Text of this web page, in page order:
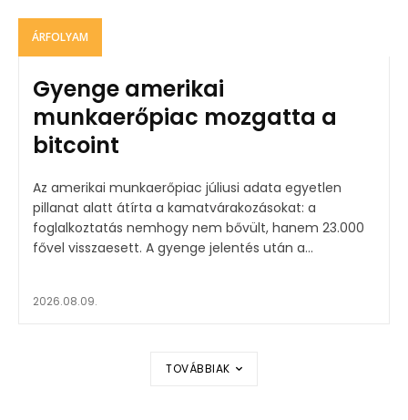
ÁRFOLYAM
Gyenge amerikai
munkaerőpiac mozgatta a
bitcoint
Az amerikai munkaerőpiac júliusi adata egyetlen
pillanat alatt átírta a kamatvárakozásokat: a
foglalkoztatás nemhogy nem bővült, hanem 23.000
fővel visszaesett. A gyenge jelentés után a...
2026.08.09.
TOVÁBBIAK